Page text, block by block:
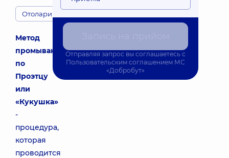
Отоларингологи
Метод
промывания
по
Проэтцу
или
«Кукушка»
-
процедура,
которая
проводится
Отправляя запрос вы соглашаетесь с
Пользовательским соглашением МС
«Добробут»